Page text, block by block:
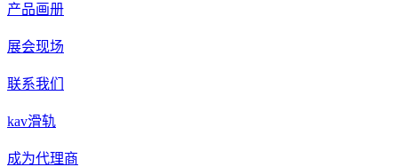
产品画册
展会现场
联系我们
kav滑轨
成为代理商